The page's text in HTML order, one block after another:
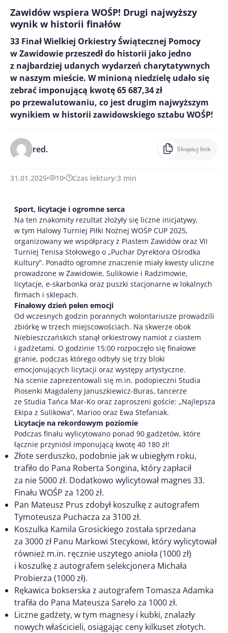
Zawidów wspiera WOŚP! Drugi najwyższy
wynik w historii finałów
33 Finał Wielkiej Orkiestry Świątecznej Pomocy
w Zawidowie przeszedł do historii jako jedno
z najbardziej udanych wydarzeń charytatywnych
w naszym mieście. W minioną niedzielę udało się
zebrać imponującą kwotę 65 687,34 zł
po przewalutowaniu, co jest drugim najwyższym
wynikiem w historii zawidowskiego sztabu WOŚP!
red. Skopiuj link
31.01.2025 10 Czas lektury:3 min
Sport, licytacje i ogromne serca
Na ten znakomity rezultat złożyły się liczne inicjatywy,
w tym Halowy Turniej Piłki Nożnej WOŚP CUP 2025,
organizowany we współpracy z Piastem Zawidów oraz VII
Turniej Tenisa Stołowego o „Puchar Dyrektora Ośrodka
Kultury”. Ponadto ogromne znaczenie miały kwesty uliczne
prowadzone w Zawidowie, Sulikowie i Radzimowie,
licytacje, e-skarbonka oraz puszki stacjonarne w lokalnych
firmach i sklepach.
Finałowy dzień pełen emocji
Od wczesnych godzin porannych wolontariusze prowadzili
zbiórkę w trzech miejscowościach. Na skwerze obok
Niebieszczańskich stanął orkiestrowy namiot z ciastem
i gadżetami. O godzinie 15:00 rozpoczęło się finałowe
granie, podczas którego odbyły się trzy bloki
emocjonujących licytacji oraz występy artystyczne.
Na scenie zaprezentowali się m.in. podopieczni Studia
Piosenki Magdaleny Januszkiewicz-Buras, tancerze
ze Studia Tańca Mar-Ko oraz zaproszeni goście: „Najlepsza
Ekipa z Sulikowa”, Marioo oraz Ewa Stefaniak.
Licytacje na rekordowym poziomie
Podczas finału wylicytowano ponad 90 gadżetów, które
łącznie przyniósł imponującą kwotę 40 180 zł!
Złote serduszko, podobnie jak w ubiegłym roku,
trafiło do Pana Roberta Songina, który zapłacił
za nie 5000 zł. Dodatkowo wylicytował magnes 33.
Finału WOŚP za 1200 zł.
Pan Mateusz Prus zdobył koszulkę z autografem
Tymoteusza Puchacza za 3100 zł.
Koszulka Kamila Grosickiego została sprzedana
za 3000 zł Panu Markowi Stecykowi, który wylicytował
również m.in. ręcznie uszytego anioła (1000 zł)
i koszulkę z autografem selekcjonera Michała
Probierza (1000 zł).
Rękawica bokserska z autografem Tomasza Adamka
trafiła do Pana Mateusza Sareło za 1000 zł.
Liczne gadżety, w tym magnesy i kubki, znalazły
nowych właścicieli, osiągając ceny kilkuset złotych.